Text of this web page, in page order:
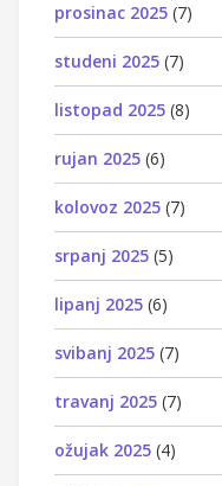
prosinac 2025 (7)
studeni 2025 (7)
listopad 2025 (8)
rujan 2025 (6)
kolovoz 2025 (7)
srpanj 2025 (5)
lipanj 2025 (6)
svibanj 2025 (7)
travanj 2025 (7)
ožujak 2025 (4)